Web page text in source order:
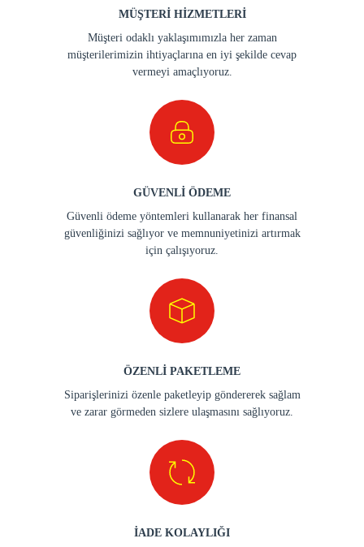
MÜŞTERİ HİZMETLERİ
Müşteri odaklı yaklaşımımızla her zaman
müşterilerimizin ihtiyaçlarına en iyi şekilde cevap
vermeyi amaçlıyoruz.
GÜVENLİ ÖDEME
Güvenli ödeme yöntemleri kullanarak her finansal
güvenliğinizi sağlıyor ve memnuniyetinizi artırmak
için çalışıyoruz.
ÖZENLİ PAKETLEME
Siparişlerinizi özenle paketleyip göndererek sağlam
ve zarar görmeden sizlere ulaşmasını sağlıyoruz.
İADE KOLAYLIĞI